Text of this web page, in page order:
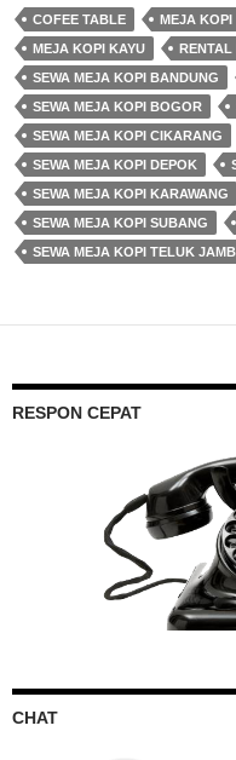
COFEE TABLE MEJA KOPI
MEJA KOPI KAYU
RENTAL
SEWA MEJA KOPI BANDUNG
SEWA MEJA KOPI BOGOR
SEWA MEJA KOPI CIKARANG
SEWA MEJA KOPI DEPOK
SEWA MEJA KOPI KARAWANG
SEWA MEJA KOPI SUBANG
SEWA MEJA KOPI TELUK
RESPON CEPAT
CHAT